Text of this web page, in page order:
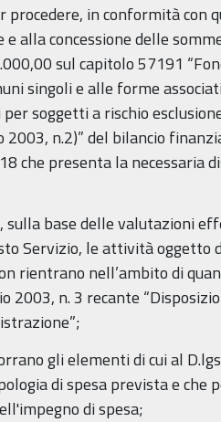
in conformità con
e alla concessione delle
sul capitolo 57191
singoli e alle forme
soggetti a rischio
2003, n.2)” del bilancio
che presenta la necessaria
sulla base delle valutazioni
Servizio, le attività oggetto
rientrano nell’ambito di
2003, n. 3 recante
gli elementi di cui al
di spesa prevista e che
di spesa;